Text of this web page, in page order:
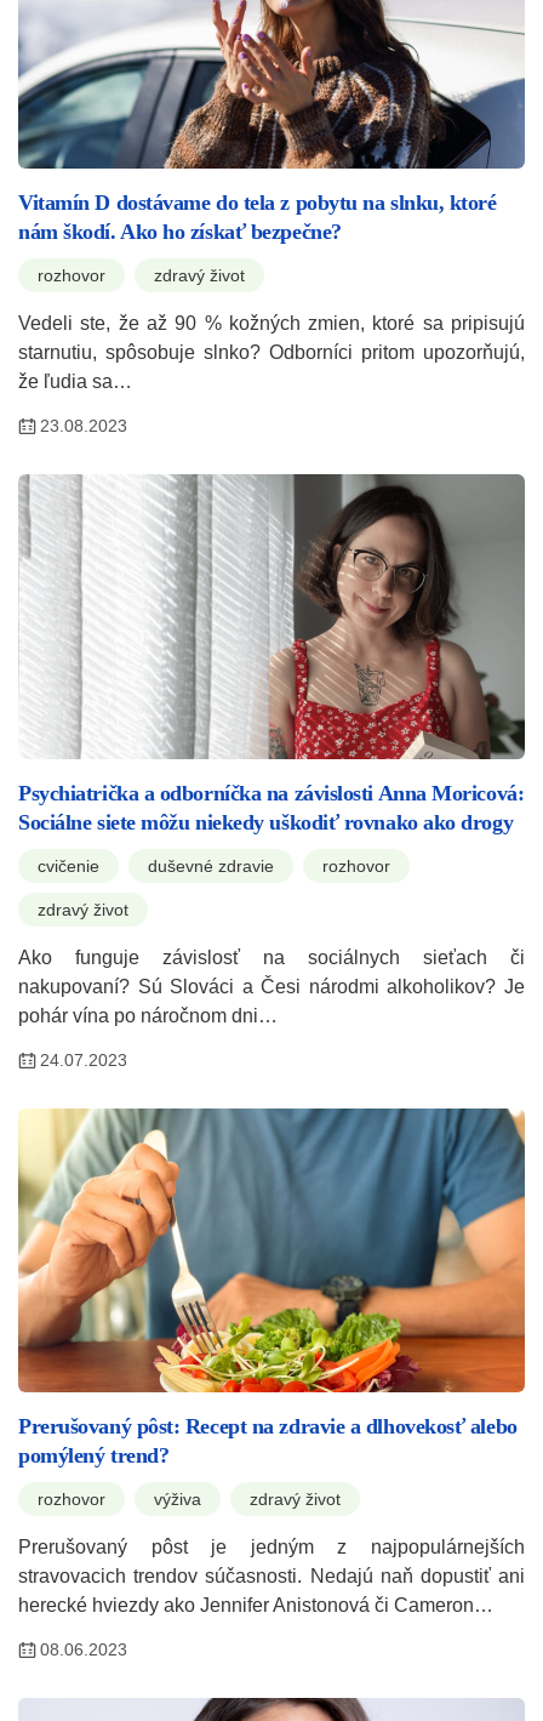
Vitamín D dostávame do tela z pobytu na slnku, ktoré
nám škodí. Ako ho získať bezpečne?
rozhovor zdravý život
Vedeli ste, že až 90 % kožných zmien, ktoré sa pripisujú
starnutiu, spôsobuje slnko? Odborníci pritom upozorňujú,
že ľudia sa…
23.08.2023
Psychiatrička a odborníčka na závislosti Anna Moricová:
Sociálne siete môžu niekedy uškodiť rovnako ako drogy
cvičenie duševné zdravie rozhovor
zdravý život
Ako funguje závislosť na sociálnych sieťach či
nakupovaní? Sú Slováci a Česi národmi alkoholikov? Je
pohár vína po náročnom dni…
24.07.2023
Prerušovaný pôst: Recept na zdravie a dlhovekosť alebo
pomýlený trend?
rozhovor výživa zdravý život
Prerušovaný pôst je jedným z najpopulárnejších
stravovacich trendov súčasnosti. Nedajú naň dopustiť ani
herecké hviezdy ako Jennifer Anistonová či Cameron…
08.06.2023